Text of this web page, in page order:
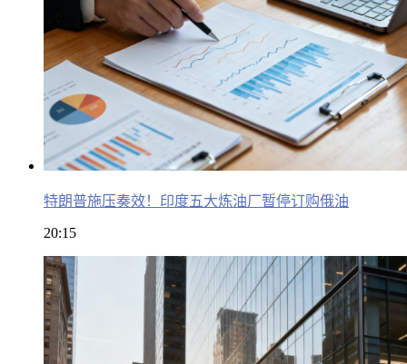
特朗普施压奏效！印度五大炼油厂暂停订购俄油
20:15